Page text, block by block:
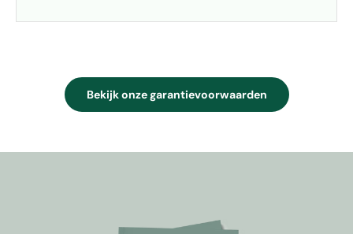
Bekijk onze garantievoorwaarden